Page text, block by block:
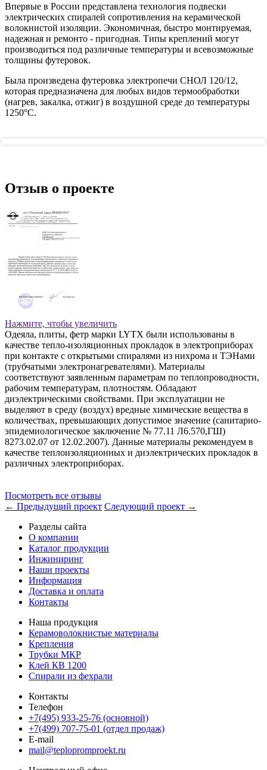
Впервые в России представлена технология подвески
электрических спиралей сопротивления на керамической
волокнистой изоляции. Экономичная, быстро монтируемая,
надежная и ремонто - пригодная. Типы креплений могут
производиться под различные температуры и всевозможные
толщины футеровок.
Была произведена футеровка электропечи СНОЛ 120/12,
которая предназначена для любых видов термообработки
(нагрев, закалка, отжиг) в воздушной среде до температуры
1250°С.
Отзыв о проекте
Нажмите, чтобы увеличить
Одеяла, плиты, фетр марки LYTX были использованы в
качестве тепло-изоляционных прокладок в электроприборах
при контакте с открытыми спиралями из нихрома и ТЭНами
(трубчатыми электронагревателями). Материалы
соответствуют заявленным параметрам по теплопроводности,
рабочим температурам, плотностям. Обладают
диэлектрическими свойствами. При эксплуатации не
выделяют в среду (воздух) вредные химические вещества в
количествах, превышающих допустимое значение (санитарно-
эпидемиологическое заключение № 77.11 Л6.570,ГШ)
8273.02.07 от 12.02.2007). Данные материалы рекомендуем в
качестве теплоизоляционных и диэлектрических прокладок в
различных электроприборах.
Посмотреть все отзывы
← Предыдущий проект Следующий проект →
Разделы сайта
О компании
Каталог продукции
Инжиниринг
Наши проекты
Информация
Доставка и оплата
Контакты
Наша продукция
Керамоволокнистые материалы
Крепления
Трубки МКР
Клей КВ 1200
Спирали из фехрали
Контакты
Телефон
+7(495) 933-25-76 (основной)
+7(499) 707-75-01 (отдел продаж)
E-mail
mail@teplopromproekt.ru